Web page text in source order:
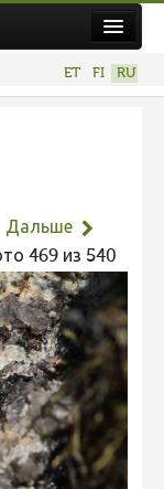
ET FI RU
Дальше
469 из 540